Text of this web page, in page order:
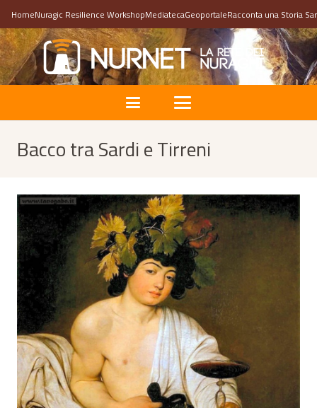
HomeNuragic Resilience WorkshopMediatecaGeoportaleRacconta una Storia
Bacco tra Sardi e Tirreni